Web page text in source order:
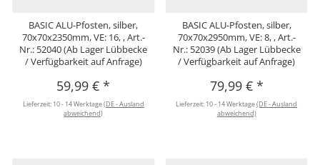
BASIC ALU-Pfosten, silber,
70x70x2350mm, VE: 16, , Art.-
Nr.: 52040 (Ab Lager Lübbecke
/ Verfügbarkeit auf Anfrage)
59,99 €*
Lieferzeit: 10 - 14 Werktage(DE - Ausland
abweichend)
BASIC ALU-Pfosten, silber,
70x70x2950mm, VE: 8, , Art.-
Nr.: 52039 (Ab Lager Lübbecke
/ Verfügbarkeit auf Anfrage)
79,99 € *
Lieferzeit: 10 - 14 Werktage(DE - Ausland
abweichend)